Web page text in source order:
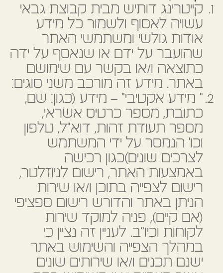
קייטרינג דותיש מבית קבוצת גבאי
עשויה לאסוף ולשמור כל מידע
אודות גולשי ומשתמשי האתר
שהועבר על ידם או שנאסף על ידה
כתוצאה ו/או בקשר עם שימושם
באתר. מידע זה מורכב משני סוגים:
" מידע אקטיבי" – מידע (כגון: שם,
כתובת, מספר כרטיס אשראי,
מספר תעודת זהות, דוא"ל, טלפון
וכו' הנמסר על ידי המשתמש
לצרכים שונים)כגון רכישה
באמצעות האתר, רישום לניוזלטר,
רישום לצפייה בתוכן ו/או שירות
הניתן באתר והדורש רישום ספציפי
(אם קיים), פניה למוקד שירות
לקוחות וכיו"ב. לעניין זה נציין כי
במהלך הצפייה והשימוש באתר
ישנם תכנים ו/או שירותים שונים